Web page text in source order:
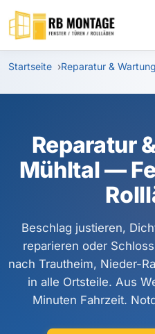
Zum Hauptinhalt springen
Startseite Reparatur & Wartung
Reparatur
Mühltal —
Beschlag justieren,
reparieren oder
nach Trautheim, Nieder-
in alle Ortsteile. Aus
Minuten Fahrzeit.